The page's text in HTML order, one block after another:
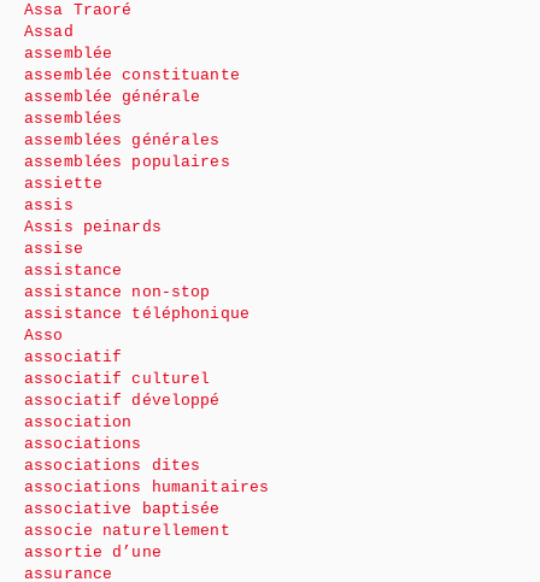
Assa Traoré
Assad
assemblée
assemblée constituante
assemblée générale
assemblées
assemblées générales
assemblées populaires
assiette
assis
Assis peinards
assise
assistance
assistance non-stop
assistance téléphonique
Asso
associatif
associatif culturel
associatif développé
association
associations
associations dites
associations humanitaires
associative baptisée
associe naturellement
assortie d’une
assurance